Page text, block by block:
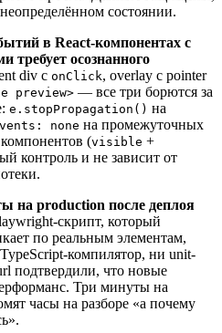
состоянии.
в React-компонентах с
требует осознанного
div с onClick, overlay с pointer
preview> — все три борются за
e.stopPropagation() на
none на промежуточных
(visible +
контроль и не зависит от
на production после деплоя
скрипт, который
по реальным элементам,
компилятор, ни unit-
подтвердили, что новые
Три минуты на
часы на разборе «а почему